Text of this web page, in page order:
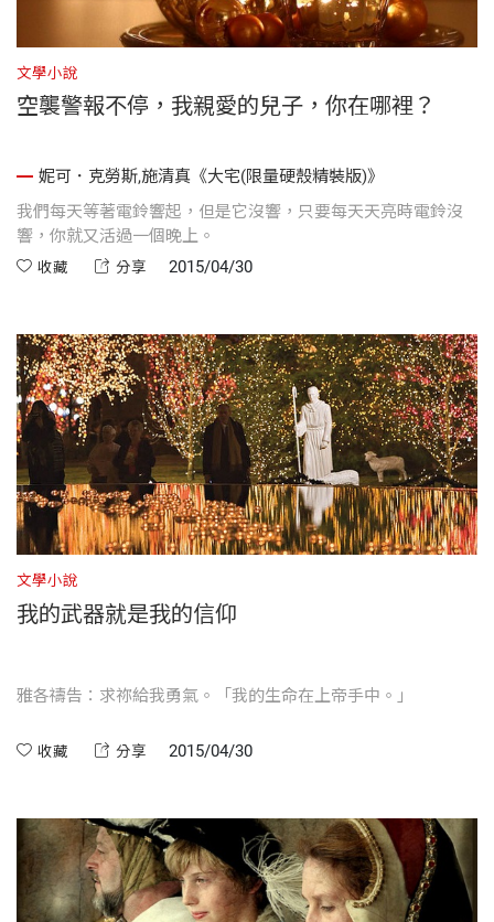
文學小說
空襲警報不停，我親愛的兒子，你在哪裡？
妮可．克勞斯,施清真《大宅(限量硬殼精裝版)》
我們每天等著電鈴響起，但是它沒響，只要每天天亮時電鈴沒
響，你就又活過一個晚上。
收藏 分享 2015/04/30
文學小說
我的武器就是我的信仰
雅各禱告：求祢給我勇氣。「我的生命在上帝手中。」
收藏 分享 2015/04/30